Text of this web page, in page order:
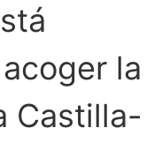
la
Castilla-